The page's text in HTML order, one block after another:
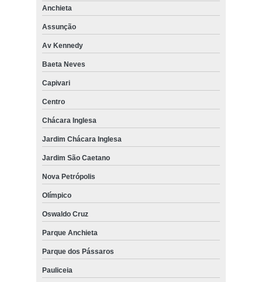
Anchieta
Assunção
Av Kennedy
Baeta Neves
Capivari
Centro
Chácara Inglesa
Jardim Chácara Inglesa
Jardim São Caetano
Nova Petrópolis
Olímpico
Oswaldo Cruz
Parque Anchieta
Parque dos Pássaros
Pauliceia